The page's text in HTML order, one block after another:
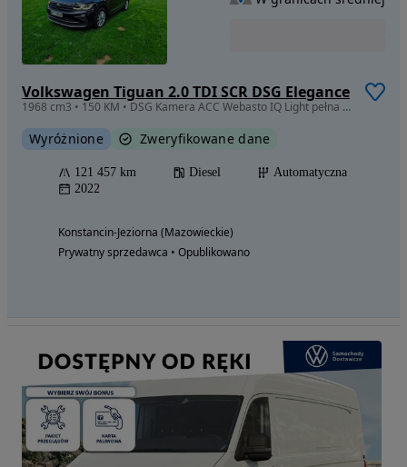
Volkswagen Tiguan 2.0 TDI SCR DSG Elegance
1968 cm3 • 150 KM • DSG Kamera ACC Webasto IQ Light pełna historia ASO
Wyróżnione Zweryfikowane dane
121 457 km Diesel
Automatyczna
2022
Konstancin-Jeziorna (Mazowieckie)
Prywatny sprzedawca • Opublikowano